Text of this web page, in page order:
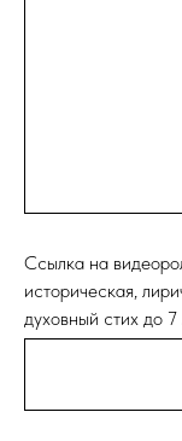
Ссылка на
историческая,
духовный стих до 7